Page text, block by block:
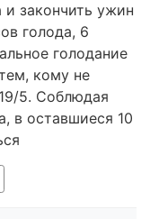
и закончить ужин
голода, 6
голодание
кому не
5. Соблюдая
в оставшиеся 10